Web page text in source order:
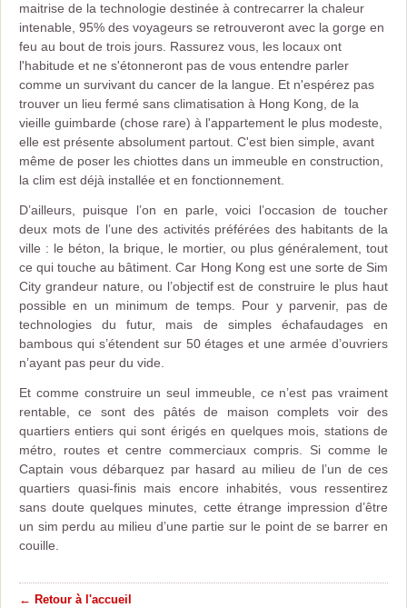
maitrise de la technologie destinée à contrecarrer la chaleur
intenable, 95% des voyageurs se retrouveront avec la gorge en
feu au bout de trois jours. Rassurez vous, les locaux ont
l'habitude et ne s'étonneront pas de vous entendre parler
comme un survivant du cancer de la langue. Et n'espérez pas
trouver un lieu fermé sans climatisation à Hong Kong, de la
vieille guimbarde (chose rare) à l'appartement le plus modeste,
elle est présente absolument partout. C'est bien simple, avant
même de poser les chiottes dans un immeuble en construction,
la clim est déjà installée et en fonctionnement.
D’ailleurs, puisque l’on en parle, voici l’occasion de toucher
deux mots de l’une des activités préférées des habitants de la
ville : le béton, la brique, le mortier, ou plus généralement, tout
ce qui touche au bâtiment. Car Hong Kong est une sorte de Sim
City grandeur nature, ou l’objectif est de construire le plus haut
possible en un minimum de temps. Pour y parvenir, pas de
technologies du futur, mais de simples échafaudages en
bambous qui s’étendent sur 50 étages et une armée d’ouvriers
n’ayant pas peur du vide.
Et comme construire un seul immeuble, ce n’est pas vraiment
rentable, ce sont des pâtés de maison complets voir des
quartiers entiers qui sont érigés en quelques mois, stations de
métro, routes et centre commerciaux compris. Si comme le
Captain vous débarquez par hasard au milieu de l’un de ces
quartiers quasi-finis mais encore inhabités, vous ressentirez
sans doute quelques minutes, cette étrange impression d’être
un sim perdu au milieu d’une partie sur le point de se barrer en
couille.
← Retour à l'accueil